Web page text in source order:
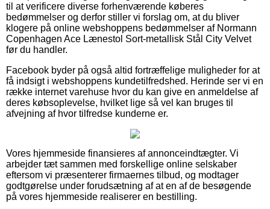
til at verificere diverse forhenværende køberes
bedømmelser og derfor stiller vi forslag om, at du bliver
klogere på online webshoppens bedømmelser af Normann
Copenhagen Ace Lænestol Sort-metallisk Stål City Velvet
før du handler.
Facebook byder på også altid fortræffelige muligheder for at
få indsigt i webshoppens kundetilfredshed. Herinde ser vi en
række internet varehuse hvor du kan give en anmeldelse af
deres købsoplevelse, hvilket lige så vel kan bruges til
afvejning af hvor tilfredse kunderne er.
Vores hjemmeside finansieres af annonceindtægter. Vi
arbejder tæt sammen med forskellige online selskaber
eftersom vi præsenterer firmaernes tilbud, og modtager
godtgørelse under forudsætning af at en af de besøgende
på vores hjemmeside realiserer en bestilling.